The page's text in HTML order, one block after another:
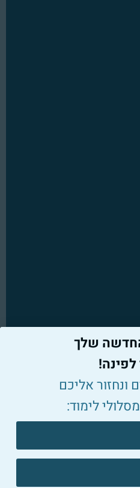
שלך
ונחזור אליכם
לימוד: